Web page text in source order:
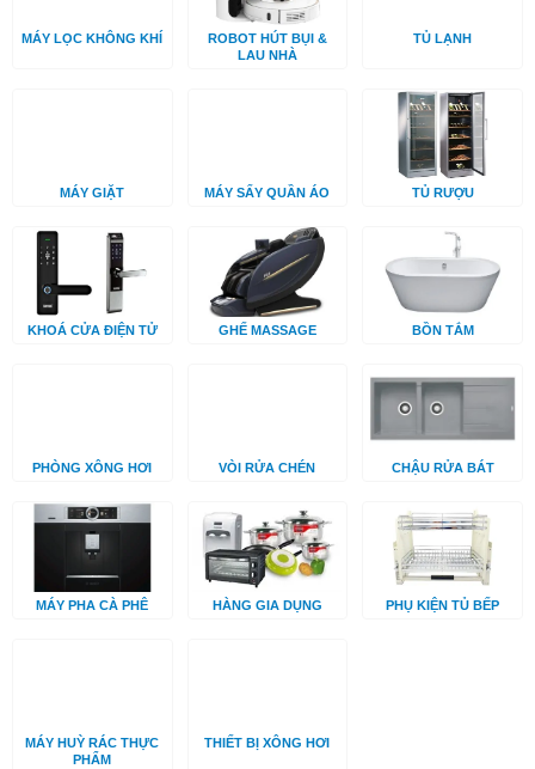
MÁY LỌC KHÔNG KHÍ
ROBOT HÚT BỤI &
LAU NHÀ
TỦ LẠNH
MÁY GIẶT MÁY SẤY QUẦN ÁO TỦ RƯỢU
KHOÁ CỬA ĐIỆN TỬ GHẾ MASSAGE BỒN TẮM
PHÒNG XÔNG HƠI VÒI RỬA CHÉN CHẬU RỬA BÁT
MÁY PHA CÀ PHÊ HÀNG GIA DỤNG PHỤ KIỆN TỦ BẾP
MÁY HUỲ RÁC THỰC
PHẨM
THIẾT BỊ XÔNG HƠI